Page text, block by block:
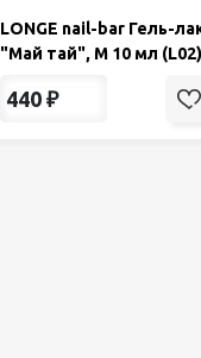
LONGE nail-bar Гель-
"Май тай", М 10 мл (L02)
440 ₽